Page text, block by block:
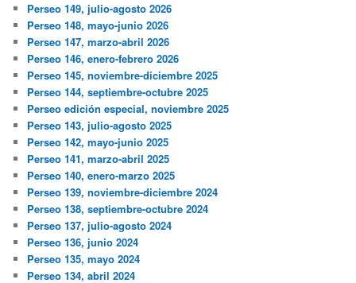
Perseo 149, julio-agosto 2026
Perseo 148, mayo-junio 2026
Perseo 147, marzo-abril 2026
Perseo 146, enero-febrero 2026
Perseo 145, noviembre-diciembre 2025
Perseo 144, septiembre-octubre 2025
Perseo edición especial, noviembre 2025
Perseo 143, julio-agosto 2025
Perseo 142, mayo-junio 2025
Perseo 141, marzo-abril 2025
Perseo 140, enero-marzo 2025
Perseo 139, noviembre-diciembre 2024
Perseo 138, septiembre-octubre 2024
Perseo 137, julio-agosto 2024
Perseo 136, junio 2024
Perseo 135, mayo 2024
Perseo 134, abril 2024